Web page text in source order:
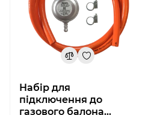
Набір для
підключення до
газового балона